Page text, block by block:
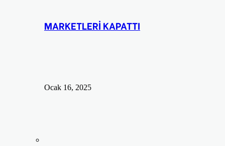
MARKETLERİ KAPATTI
Ocak 16, 2025